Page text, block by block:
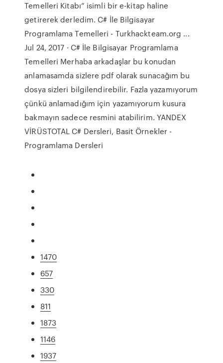
Temelleri Kitabı” isimli bir e-kitap haline
getirerek derledim. C# İle Bilgisayar
Programlama Temelleri - Turkhackteam.org ...
Jul 24, 2017 · C# İle Bilgisayar Programlama
Temelleri Merhaba arkadaşlar bu konudan
anlamasamda sizlere pdf olarak sunacağım bu
dosya sizleri bilgilendirebilir. Fazla yazamıyorum
çünkü anlamadığım için yazamıyorum kusura
bakmayın sadece resmini atabilirim. YANDEX
VİRÜSTOTAL C# Dersleri, Basit Örnekler -
Programlama Dersleri
1470
657
330
811
1873
1146
1937